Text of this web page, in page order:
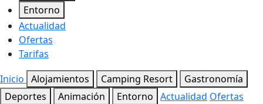
Entorno
Actualidad
Ofertas
Tarifas
Inicio Alojamientos Camping Resort
Gastronomía
Deportes
Animación Entorno Actualidad Ofertas